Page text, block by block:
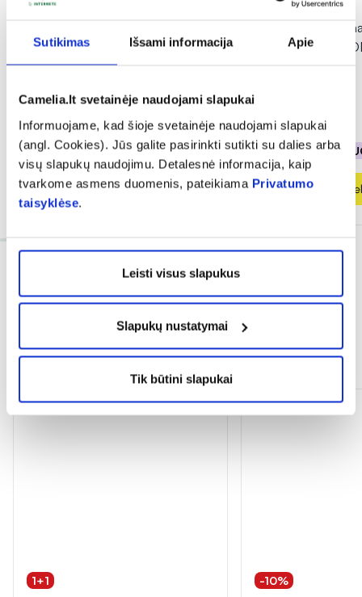
Sutikimas Išsami informacija Apie
Camelia.lt svetainėje naudojami slapukai
Informuojame, kad šioje svetainėje naudojami slapukai
(angl. Cookies). Jūs galite pasirinkti sutikti su dalies arba
visų slapukų naudojimu. Detalesnė informacija, kaip
tvarkome asmens duomenis, pateikiama Privatumo
taisyklėse.
Leisti visus slapukus
Slapukų nustatymai
Tik būtini slapukai
serumas BIO ARGAN, 100 ml
9,49 € 18,99 €
% PAPILDOMA NUOLAIDA
Į krepšelį
PFC plaukų
rūgštimi
Įvertinimas 5.0 iš 5
13,74 € 22,90 €
% PAPILDOMA
Į
Dažnai perkama kartu
1+1 -10%